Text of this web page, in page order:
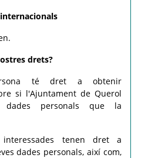
drets?
té dret a obtenir
si l'Ajuntament de Querol
dades personals que la
interessades tenen dret a
dades personals, així com,